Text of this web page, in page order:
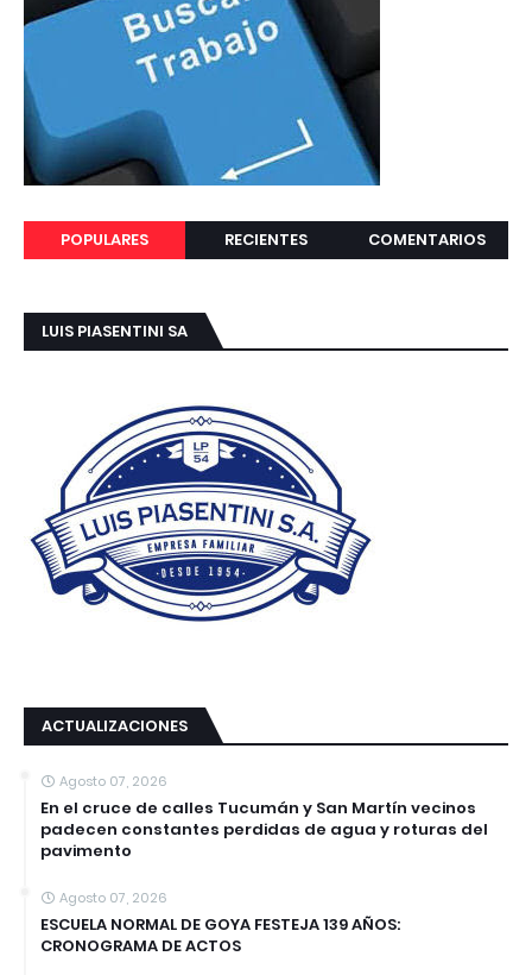
POPULARES RECIENTES COMENTARIOS
LUIS PIASENTINI SA
ACTUALIZACIONES
Agosto 07, 2026
En el cruce de calles Tucumán y San Martín vecinos
padecen constantes perdidas de agua y roturas del
pavimento
Agosto 07, 2026
ESCUELA NORMAL DE GOYA FESTEJA 139 AÑOS:
CRONOGRAMA DE ACTOS